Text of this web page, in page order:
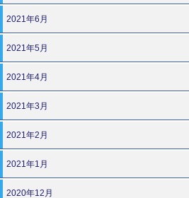
2021年6月
2021年5月
2021年4月
2021年3月
2021年2月
2021年1月
2020年12月